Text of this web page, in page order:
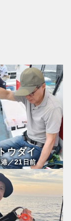
ウダイ
／21日前